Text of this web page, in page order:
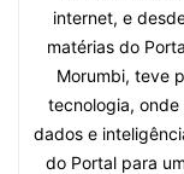
internet, e
matérias do
Morumbi, teve
tecnologia,
dados e
do Portal para